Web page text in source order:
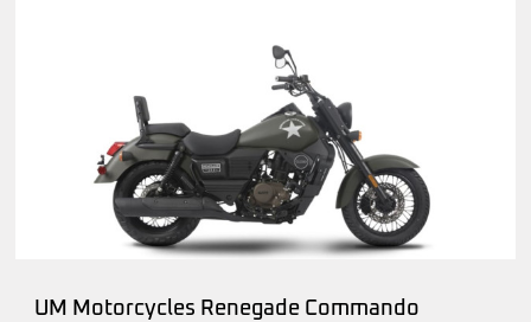
UM Motorcycles Renegade Commando